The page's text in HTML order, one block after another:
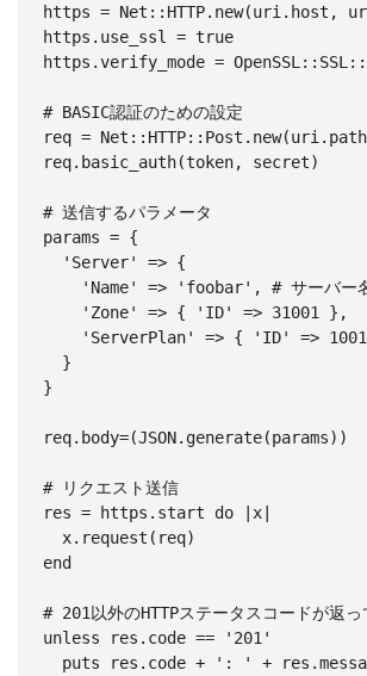
https = Net::HTTP.new(uri.host,
https.use_ssl = true
https.verify_mode =
# BASIC認証のための設定
req =
req.basic_auth(token, secret)
# 送信するパラメータ
params = {
  'Server' => {
'Name' => 'foobar', # サーバー
'Zone' => { 'ID' => 31001 },
'ServerPlan' => { 'ID' => 1001
  }
}
req.body=(JSON.generate(params))
# リクエスト送信
res = https.start do |x|
  x.request(req)
end
# 201以外のHTTPステータスコードが返っ
unless res.code == '201'
puts res.code + ': ' +